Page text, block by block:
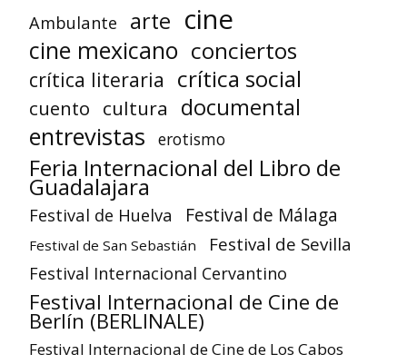
Ambulante arte cine
cine mexicano conciertos
crítica literaria crítica social
cuento cultura documental
entrevistas erotismo
Feria Internacional del Libro de
Guadalajara
Festival de Huelva Festival de Málaga
Festival de San Sebastián Festival de Sevilla
Festival Internacional Cervantino
Festival Internacional de Cine de
Berlín (BERLINALE)
Festival Internacional de Cine de Los Cabos